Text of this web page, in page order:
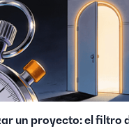
un proyecto: el filtro